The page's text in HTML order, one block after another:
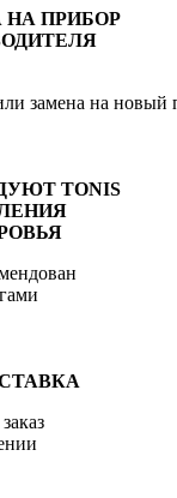
НА ПРИБОР
замена на новый
TONIS